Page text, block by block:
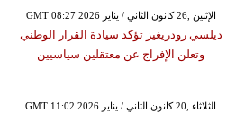
GMT 08:27 2026 الإثنين ,26 كانون الثاني / يناير
ديلسي رودريغيز تؤكد سيادة القرار الوطني
وتعلن الإفراج عن معتقلين سياسيين
GMT 11:02 2026 الثلاثاء ,20 كانون الثاني / يناير